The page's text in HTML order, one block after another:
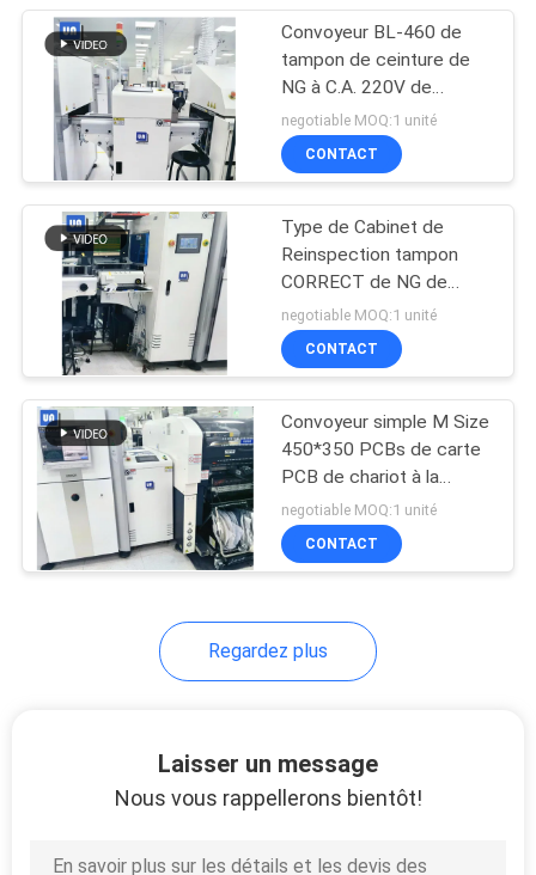
Déchargeur de
chargeur de carte
PCB
Convoyeur de carte
PCB
Chaîne de
Palette de carte
PCB
Convoyeur BL-460 de
tampon de ceinture de
NG à C.A. 220V de
convoyeur de carte PCB
de SMT 50*50mm
negotiable MOQ:1 unité
CONTACT
Type de Cabinet de
Reinspection tampon
CORRECT de NG de
carte PCB avec le signal
de SMEMA
negotiable MOQ:1 unité
CONTACT
Convoyeur simple M Size
450*350 PCBs de carte
PCB de chariot à la
navette TS-250
negotiable MOQ:1 unité
CONTACT
Regardez plus
Laisser un message
Nous vous rappellerons bientôt!